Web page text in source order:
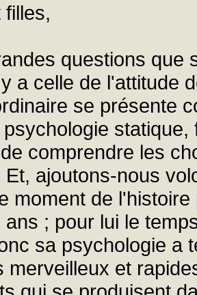
questions que
a celle de l'attitude
se présente
comprendre les
Et, ajoutons-nous
moment de
ans ; pour lui le
sa psychologie a
merveilleux et